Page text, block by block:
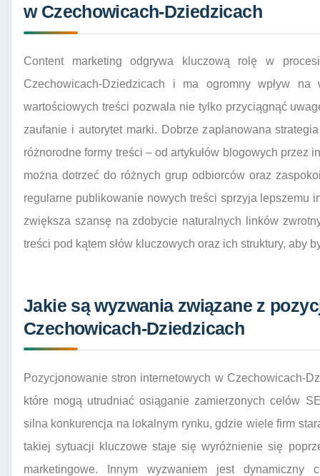
w Czechowicach-Dziedzicach
Content marketing odgrywa kluczową rolę w
Czechowicach-Dziedzicach i ma ogromny wpływ
wartościowych treści pozwala nie tylko przyciągnąć
zaufanie i autorytet marki. Dobrze zaplanowana
różnorodne formy treści – od artykułów blogowych przez
można dotrzeć do różnych grup odbiorców oraz
regularne publikowanie nowych treści sprzyja lepszemu
zwiększa szansę na zdobycie naturalnych linków
treści pod kątem słów kluczowych oraz ich struktury, aby
Jakie są wyzwania związane z
Czechowicach-Dziedzicach
Pozycjonowanie stron internetowych w Czechowicach-
które mogą utrudniać osiąganie zamierzonych celów
silna konkurencja na lokalnym rynku, gdzie wiele firm
takiej sytuacji kluczowe staje się wyróżnienie się
marketingowe. Innym wyzwaniem jest dynamiczny